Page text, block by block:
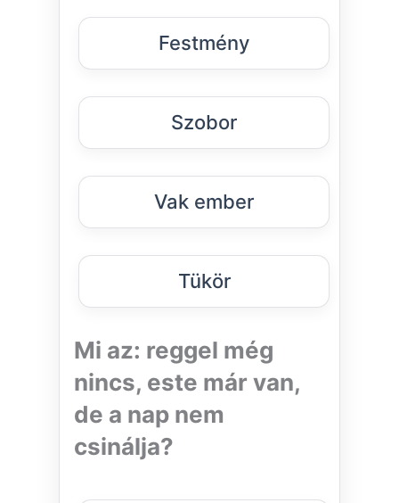
Festmény
Szobor
Vak ember
Tükör
Mi az: reggel még
nincs, este már van,
de a nap nem
csinálja?